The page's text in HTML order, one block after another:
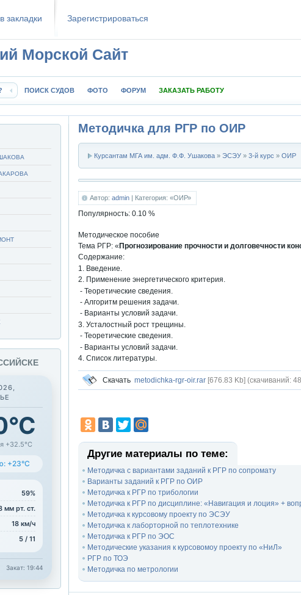
закладки Зaрeгиcтpиpoваться
Морской Сайт
ПОИСК СУДОВ ФОТО ФОРУМ ЗАКАЗАТЬ РАБОТУ
Методичка для РГР по ОИР
Курсантам МГА им. адм. Ф.Ф. Ушакова » ЭСЭУ » 3-й курс » ОИР
Автор: admin | Категория: «ОИР»
Популярность: 0.10 %
Методическое пособие
Тема РГР: « Прогнозирование прочности и долговечности
Содержание:
1. Введение.
2. Применение энергетического критерия.
- Теоретические сведения.
- Алгоритм решения задачи.
- Варианты условий задачи.
3. Усталостный рост трещины.
- Теоретические сведения.
- Варианты условий задачи.
4. Список литературы.
Скачать metodichka-rgr-oir.rar [676.83 Kb] (cкачиваний:
Другие материалы по теме:
Методичка с вариантами заданий к РГР по сопромату
Варианты заданий к РГР по ОИР
Методичка к РГР по трибологии
Методичка к РГР по дисциплине: «Навигация и лоция» +
Методичка к курсовому проекту по ЭСЭУ
Методичка к лаборторной по теплотехнике
Методичка к РГР по ЭОС
Методические указания к курсовомоу проекту по «НиЛ»
РГР по ТОЭ
Методичка по метрологии
+32.5°C
+23°C
59%
мм рт. ст.
18 км/ч
5 / 11
Закат: 19:44